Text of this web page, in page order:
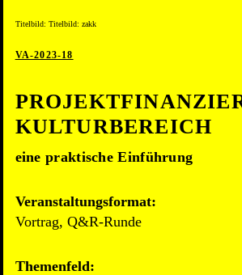
Titelbild: Titelbild: zakk
VA-2023-18
KULTURBEREICH
eine praktische Einführung
Veranstaltungsformat:
Vortrag, Q&R-Runde
Themenfeld: